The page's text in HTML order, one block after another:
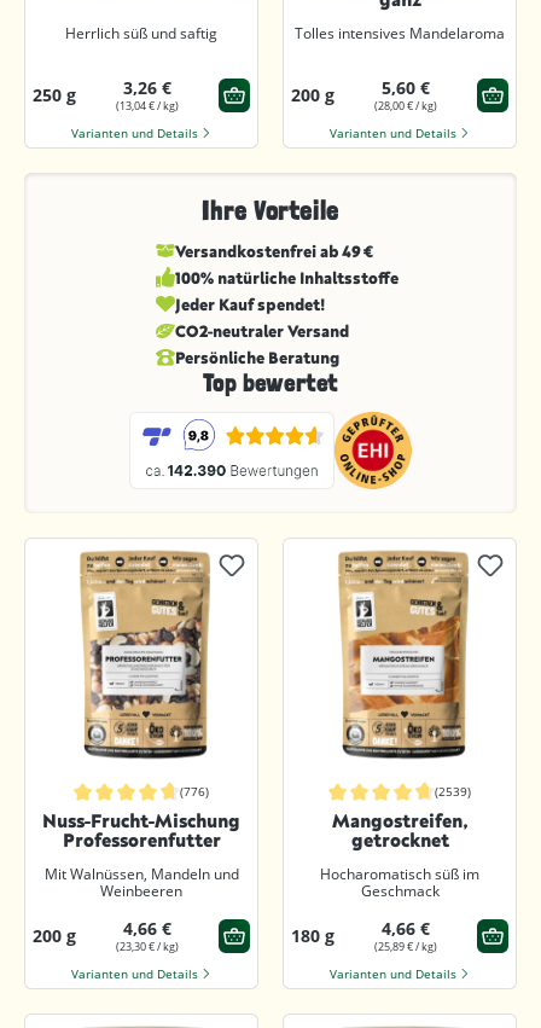
Herrlich süß und saftig
250 g 3,26 €
(13,04 € / kg)
Varianten und Details
Tolles intensives Mandelaroma
200 g 5,60 €
(28,00 € / kg)
Varianten und Details
Ihre Vorteile
Versandkostenfrei ab 49 €
100% natürliche Inhaltsstoffe
Jeder Kauf spendet!
CO2-neutraler Versand
Persönliche Beratung
Top bewertet
Durchschnittliche Bewertung von 4.8 von 5 Sternen
(776)
Nuss-Frucht-Mischung
Professorenfutter
Mit Walnüssen, Mandeln und
Weinbeeren
200 g 4,66 €
(23,30 € / kg)
Varianten und Details
Durchschnittliche Bewertung von
(2539)
Mangostreifen,
getrocknet
Hocharomatisch süß im
Geschmack
180 g 4,66 €
(25,89 € / kg)
Varianten und Details